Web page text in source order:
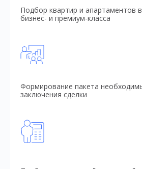
Подбор квартир и апартаментов
бизнес- и премиум-класса
Формирование пакета
заключения сделки